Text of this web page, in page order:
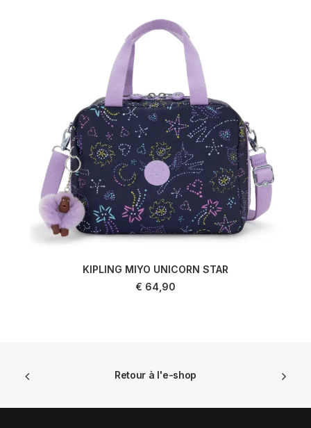
KIPLING MIYO UNICORN STAR
€ 64,90
Retour à l'e-shop